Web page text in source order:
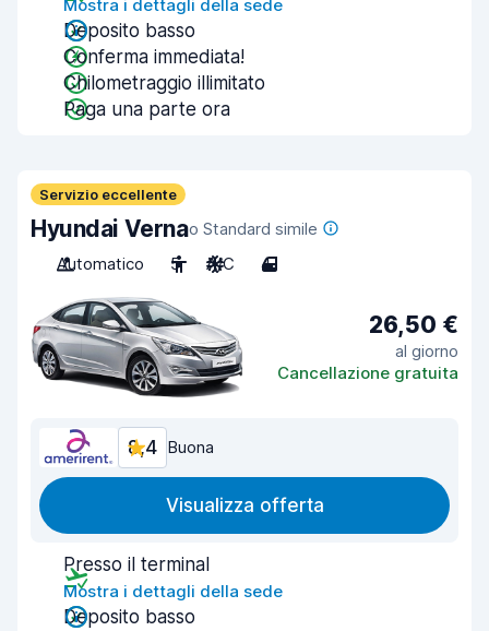
Mostra i dettagli della sede
Deposito basso
Conferma immediata!
Chilometraggio illimitato
Paga una parte ora
Servizio eccellente
Hyundai Vernao Standard simile
Automatico
5 A/C 4
26,50 €
al giorno
Cancellazione gratuita
8,4 Buona
Visualizza offerta
Presso il terminal
Mostra i dettagli della sede
Deposito basso